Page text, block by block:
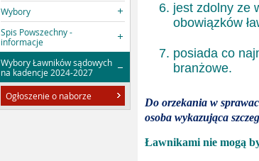
Wybory
Spis Powszechny -
informacje
Wybory Ławników sądowych
na kadencje 2024-2027
Ogłoszenie o naborze
jest zdolny ze
obowiązków
posiada co
branżowe.
Do orzekania w
osoba wykazująca
Ławnikami nie mogą